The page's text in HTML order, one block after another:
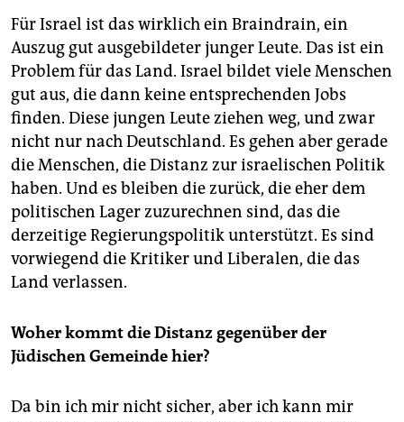
Für Israel ist das wirklich ein Braindrain, ein
Auszug gut ausgebildeter junger Leute. Das ist ein
Problem für das Land. Israel bildet viele Menschen
gut aus, die dann keine entsprechenden Jobs
finden. Diese jungen Leute ziehen weg, und zwar
nicht nur nach Deutschland. Es gehen aber gerade
die Menschen, die Distanz zur israelischen Politik
haben. Und es bleiben die zurück, die eher dem
politischen Lager zuzurechnen sind, das die
derzeitige Regierungspolitik unterstützt. Es sind
vorwiegend die Kritiker und Liberalen, die das
Land verlassen.
Woher kommt die Distanz gegenüber der
Jüdischen Gemeinde hier?
Da bin ich mir nicht sicher, aber ich kann mir